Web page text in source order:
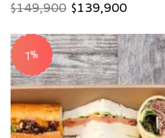
$149,900 $139,900
7%